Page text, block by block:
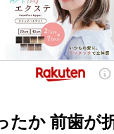
たか 前歯が